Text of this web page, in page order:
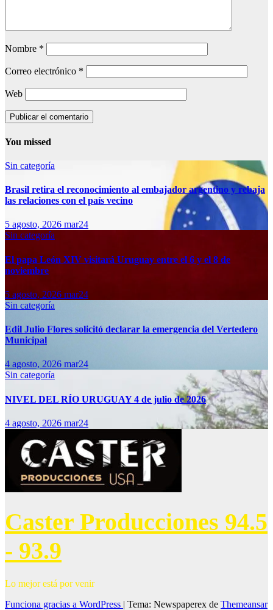
Nombre *
Correo electrónico *
Web
You missed
Sin categoría
Brasil retira el reconocimiento al embajador argentino y rebaja
las relaciones con el país vecino
5 agosto, 2026 mar24
Sin categoría
El papa León XIV visitará Uruguay entre el 6 y el 8 de
noviembre
5 agosto, 2026 mar24
Sin categoría
Edil Julio Flores solicitó declarar la emergencia del Vertedero
Municipal
4 agosto, 2026 mar24
Sin categoría
NIVEL DEL RÍO URUGUAY 4 de julio de 2026
4 agosto, 2026 mar24
Caster Producciones 94.5
- 93.9
Lo mejor está por venir
Funciona gracias a WordPress | Tema: Newspaperex de Themeansar